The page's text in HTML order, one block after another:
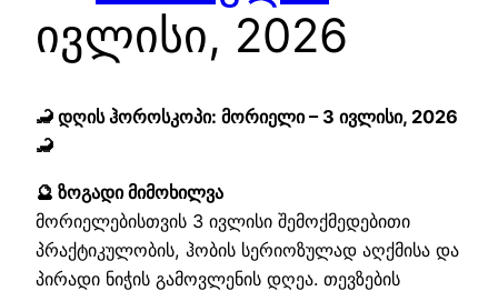
ივლისი, 2026
🦂 დღის ჰოროსკოპი: მორიელი – 3 ივლისი, 2026
🦂
🔮 ზოგადი მიმოხილვა
მორიელებისთვის 3 ივლისი შემოქმედებითი
პრაქტიკულობის, ჰობის სერიოზულად აღქმისა და
პირადი ნიჭის გამოვლენის დღეა. თევზების